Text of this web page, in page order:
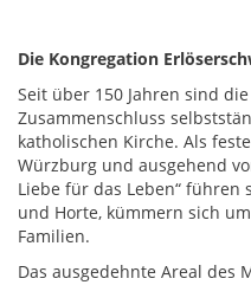
Die Kongregation
Seit über 150 Jahren sind
Zusammenschluss
katholischen Kirche. Als
Würzburg und ausgehend
Liebe für das Leben“ führen
und Horte, kümmern sich
Familien.
Das ausgedehnte Areal des